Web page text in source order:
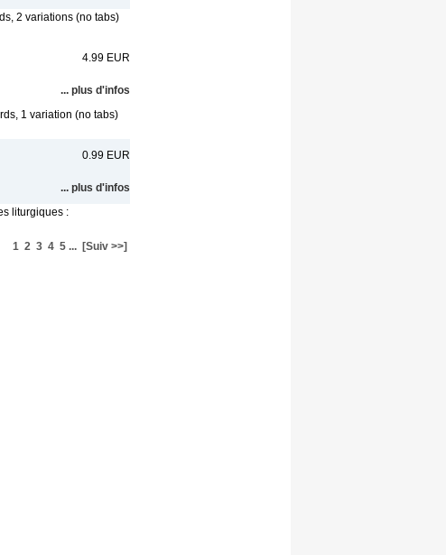
2 variations (no tabs)
4.99 EUR
... plus d'infos
1 variation (no tabs)
0.99 EUR
... plus d'infos
liturgiques :
1 2 3 4 5 ... [Suiv >>]